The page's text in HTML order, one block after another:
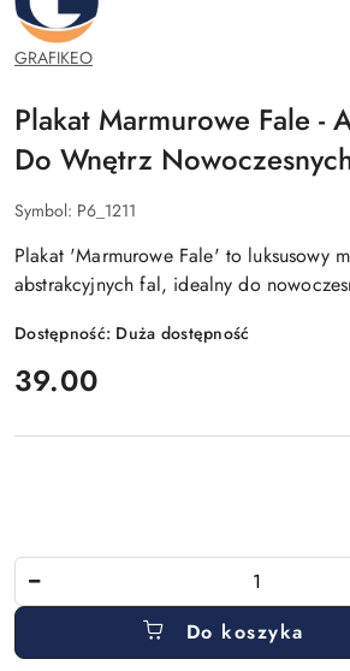
GRAFIKEO
Plakat Marmurowe Fale -
Do Wnętrz
Symbol: P6_1211
Plakat 'Marmurowe Fale' to luksusowy
abstrakcyjnych fal, idealny do
Dostępność: Duża dostępność
cena:
39.00
Do koszyka